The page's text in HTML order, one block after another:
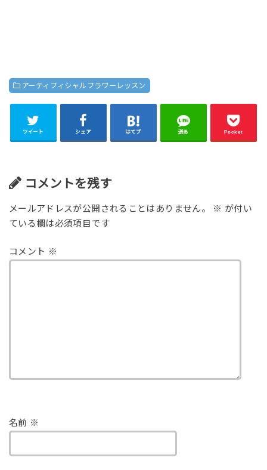
アーティフィシャルフラワーレッスン
ツイート シェア はてブ 送る Pocket
コメントを残す
メールアドレスが公開されることはありません。 ※ が付い
ている欄は必須項目です
コメント ※
名前 ※